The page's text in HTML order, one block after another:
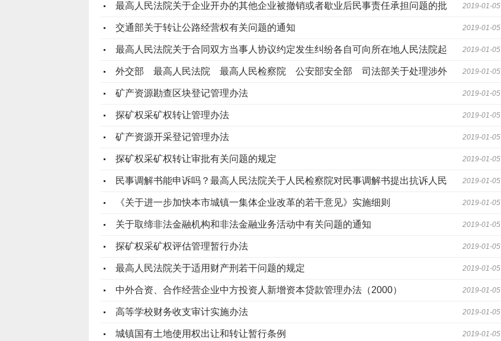
最高人民法院关于企业开办的其他企业被撤销或者歇业后民事责任承担问题的批 2019-01-05
交通部关于转让公路经营权有关问题的通知 2019-01-05
最高人民法院关于合同双方当事人协议约定发生纠纷各自可向所在地人民法院起 2019-01-05
外交部 最高人民法院 最高人民检察院 公安部安全部 司法部关于处理涉外 2019-01-05
矿产资源勘查区块登记管理办法 2019-01-05
探矿权采矿权转让管理办法 2019-01-05
矿产资源开采登记管理办法 2019-01-05
探矿权采矿权转让审批有关问题的规定 2019-01-05
民事调解书能申诉吗？最高人民法院关于人民检察院对民事调解书提出抗诉人民 2019-01-05
《关于进一步加快本市城镇一集体企业改革的若干意见》实施细则 2019-01-05
关于取缔非法金融机构和非法金融业务活动中有关问题的通知 2019-01-05
探矿权采矿权评估管理暂行办法 2019-01-05
最高人民法院关于适用财产刑若干问题的规定 2019-01-05
中外合资、合作经营企业中方投资人新增资本贷款管理办法（2000） 2019-01-05
高等学校财务收支审计实施办法 2019-01-05
城镇国有土地使用权出让和转让暂行条例 2019-01-05